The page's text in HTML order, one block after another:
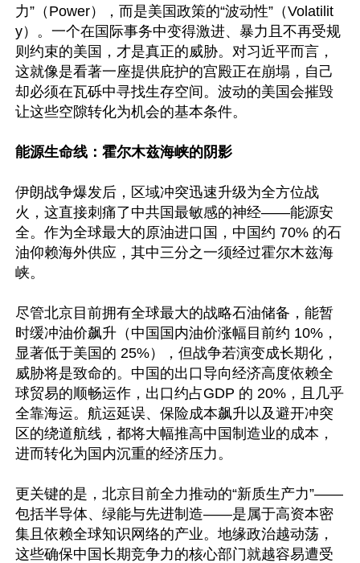
力”（Power），而是美国政策的“波动性”（Volatilit
y）。一个在国际事务中变得激进、暴力且不再受规
则约束的美国，才是真正的威胁。对习近平而言，
这就像是看著一座提供庇护的宫殿正在崩塌，自己
却必须在瓦砾中寻找生存空间。波动的美国会摧毁
让这些空隙转化为机会的基本条件。
能源生命线：霍尔木兹海峡的阴影
伊朗战争爆发后，区域冲突迅速升级为全方位战
火，这直接刺痛了中共国最敏感的神经——能源安
全。作为全球最大的原油进口国，中国约 70% 的石
油仰赖海外供应，其中三分之一须经过霍尔木兹海
峡。
尽管北京目前拥有全球最大的战略石油储备，能暂
时缓冲油价飙升（中国国内油价涨幅目前约 10%，
显著低于美国的 25%），但战争若演变成长期化，
威胁将是致命的。中国的出口导向经济高度依赖全
球贸易的顺畅运作，出口约占GDP 的 20%，且几乎
全靠海运。航运延误、保险成本飙升以及避开冲突
区的绕道航线，都将大幅推高中国制造业的成本，
进而转化为国内沉重的经济压力。
更关键的是，北京目前全力推动的“新质生产力”——
包括半导体、绿能与先进制造——是属于高资本密
集且依赖全球知识网络的产业。地缘政治越动荡，
这些确保中国长期竞争力的核心部门就越容易遭受